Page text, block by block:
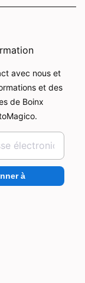
avec nous et
et des
de Boinx
à